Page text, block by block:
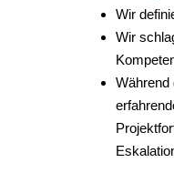
Wir
Wir
Während